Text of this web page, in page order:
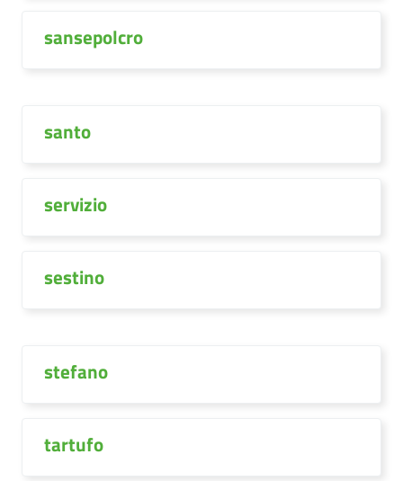
sansepolcro
santo
servizio
sestino
stefano
tartufo